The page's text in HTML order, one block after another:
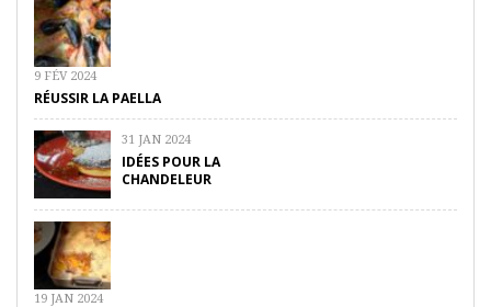
9 FÉV 2024
RÉUSSIR LA PAELLA
31 JAN 2024
IDÉES POUR LA
CHANDELEUR
19 JAN 2024